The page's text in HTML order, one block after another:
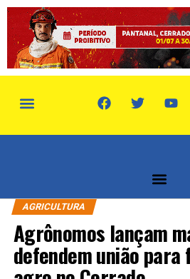
AGRICULTURA
Agrônomos lançam
defendem união